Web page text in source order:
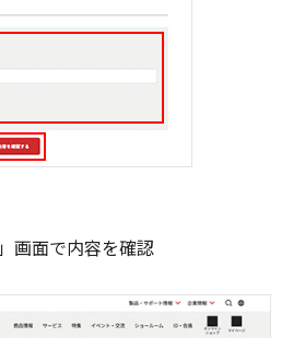
画面で内容を確認